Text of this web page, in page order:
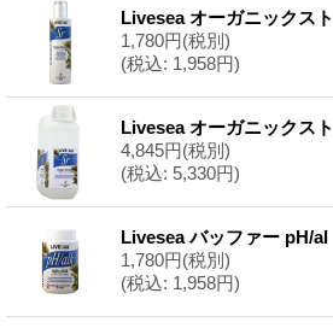
Livesea オーガニックス
1,780円(税別)
(税込: 1,958円)
Livesea オーガニックス
4,845円(税別)
(税込: 5,330円)
Livesea バッファー pH/al
1,780円(税別)
(税込: 1,958円)